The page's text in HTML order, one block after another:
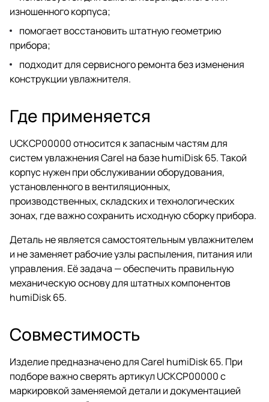
изношенного корпуса;
помогает восстановить штатную геометрию
прибора;
подходит для сервисного ремонта без изменения
конструкции увлажнителя.
Где применяется
UCKCP00000 относится к запасным частям для
систем увлажнения Carel на базе humiDisk 65. Такой
корпус нужен при обслуживании оборудования,
установленного в вентиляционных,
производственных, складских и технологических
зонах, где важно сохранить исходную сборку прибора.
Деталь не является самостоятельным увлажнителем
и не заменяет рабочие узлы распыления, питания или
управления. Её задача — обеспечить правильную
механическую основу для штатных компонентов
humiDisk 65.
Совместимость
Изделие предназначено для Carel humiDisk 65. При
подборе важно сверять артикул UCKCP00000 с
маркировкой заменяемой детали и документацией